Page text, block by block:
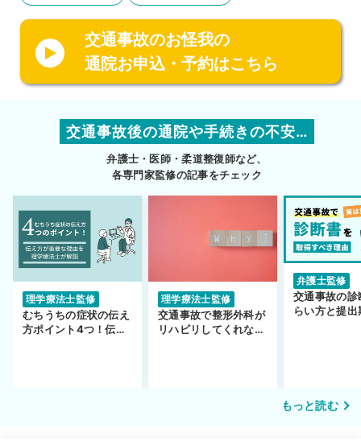
交通事故のお怪我の
通院お申込・予約はこちら
交通事故後の通院や手続きの不安…
弁護士・医師・柔道整復師など、
各専門家監修の記事をチェック
理学療法士監修
むちうちの症状の伝え
方ポイント4つ！伝え
理学療法士監修
交通事故で整形外科が
リハビリしてくれな
弁護士監修
交通事故の診
らい方と提
もっと読む